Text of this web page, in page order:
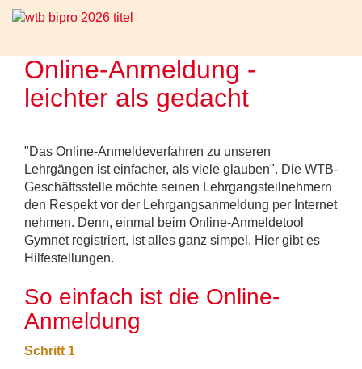
Online-Anmeldung -
leichter als gedacht
"Das Online-Anmeldeverfahren zu unseren
Lehrgängen ist einfacher, als viele glauben". Die WTB-
Geschäftsstelle möchte seinen Lehrgangsteilnehmern
den Respekt vor der Lehrgangsanmeldung per Internet
nehmen. Denn, einmal beim Online-Anmeldetool
Gymnet registriert, ist alles ganz simpel. Hier gibt es
Hilfestellungen.
So einfach ist die Online-
Anmeldung
Schritt 1